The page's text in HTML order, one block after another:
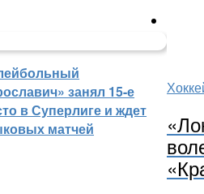
занял 15-е
в Суперлиге и ждет
матчей